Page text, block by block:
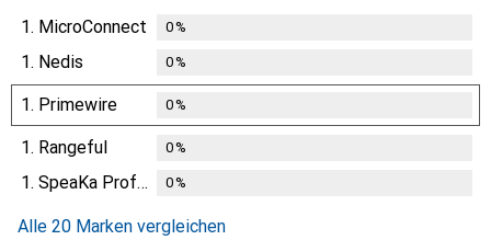
1. MicroConnect 0%
1. Nedis 0%
1. Primewire 0%
1. Rangeful 0%
1. SpeaKa Professional 0%
Alle 20 Marken vergleichen